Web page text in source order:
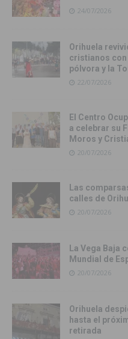
24/07/2026
Orihuela
cristianos
pólvora y la
22/07/2026
El Centro
a celebrar su
Moros y
20/07/2026
Las
calles de
20/07/2026
La Vega Baja
Mundial de
20/07/2026
Orihuela
hasta el
retirada